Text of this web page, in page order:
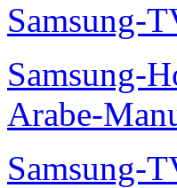
Samsung-
Samsung-
Arabe-
Samsung-